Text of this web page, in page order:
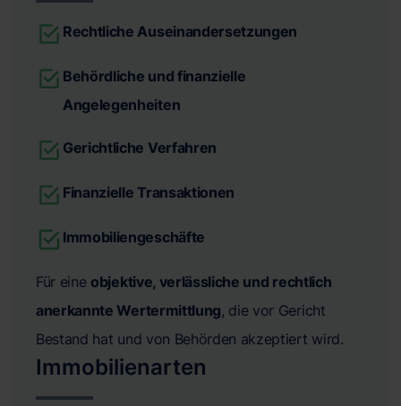
Rechtliche Auseinandersetzungen
Behördliche und finanzielle
Angelegenheiten
Gerichtliche Verfahren
Finanzielle Transaktionen
Immobiliengeschäfte
Für eine objektive, verlässliche und rechtlich
anerkannte Wertermittlung, die vor Gericht
Bestand hat und von Behörden akzeptiert wird.
Immobilienarten